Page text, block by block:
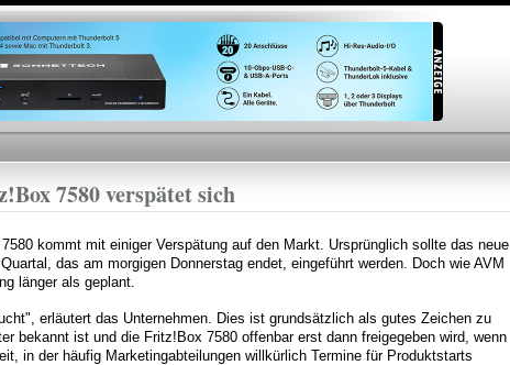
Direkt
zum
Inhalt
7580 verspätet sich
kommt mit einiger Verspätung auf den Markt. Ursprünglich sollte das neue
das am morgigen Donnerstag endet, eingeführt werden. Doch wie AVM
länger als geplant.
erläutert das Unternehmen. Dies ist grundsätzlich als gutes Zeichen zu
bekannt ist und die Fritz!Box 7580 offenbar erst dann freigegeben wird, wenn
in der häufig Marketingabteilungen willkürlich Termine für Produktstarts